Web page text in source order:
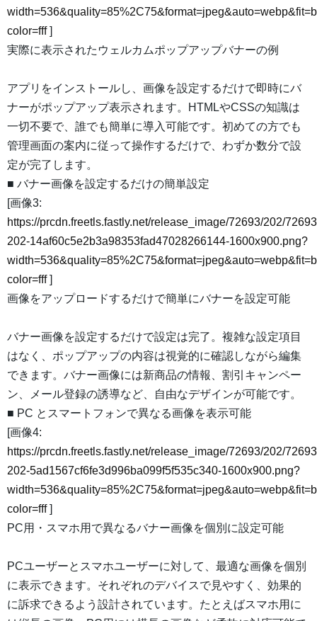
color=fff]
実際に表示されたウェルカムポップアップバナーの例
アプリをインストールし、画像を設定するだけで即時にバ
ナーがポップアップ表示されます。HTMLやCSSの知識は
一切不要で、誰でも簡単に導入可能です。初めての方でも
管理画面の案内に従って操作するだけで、わずか数分で設
定が完了します。
■ バナー画像を設定するだけの簡単設定
[画像3:
https://prcdn.freetls.fastly.net/release_image/72693/202/
202-14af60c5e2b3a98353fad47028266144-1600x900.png?
color=fff]
画像をアップロードするだけで簡単にバナーを設定可能
バナー画像を設定するだけで設定は完了。複雑な設定項目
はなく、ポップアップの内容は視覚的に確認しながら編集
できます。バナー画像には新商品の情報、割引キャンペー
ン、メール登録の誘導など、自由なデザインが可能です。
■ PC とスマートフォンで異なる画像を表示可能
[画像4:
https://prcdn.freetls.fastly.net/release_image/72693/202/
202-5ad1567cf6fe3d996ba099f5f535c340-1600x900.png?
color=fff]
PC用・スマホ用で異なるバナー画像を個別に設定可能
PCユーザーとスマホユーザーに対して、最適な画像を個別
に表示できます。それぞれのデバイスで見やすく、効果的
に訴求できるよう設計されています。たとえばスマホ用に